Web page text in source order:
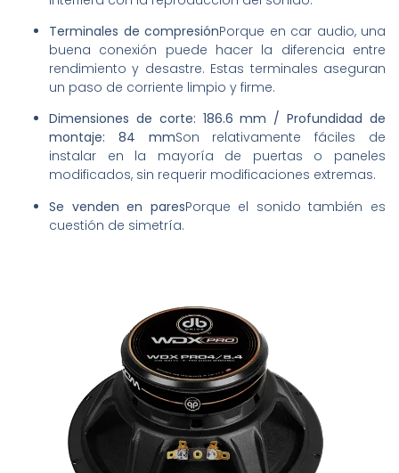
Terminales de compresiónPorque en car audio, una
buena conexión puede hacer la diferencia entre
rendimiento y desastre. Estas terminales aseguran
un paso de corriente limpio y firme.
Dimensiones de corte: 186.6 mm / Profundidad de
montaje: 84 mmSon relativamente fáciles de
instalar en la mayoría de puertas o paneles
modificados, sin requerir modificaciones extremas.
Se venden en paresPorque el sonido también es
cuestión de simetría.